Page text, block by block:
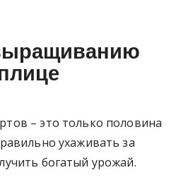
– это только половина
ухаживать за
богатый урожай.